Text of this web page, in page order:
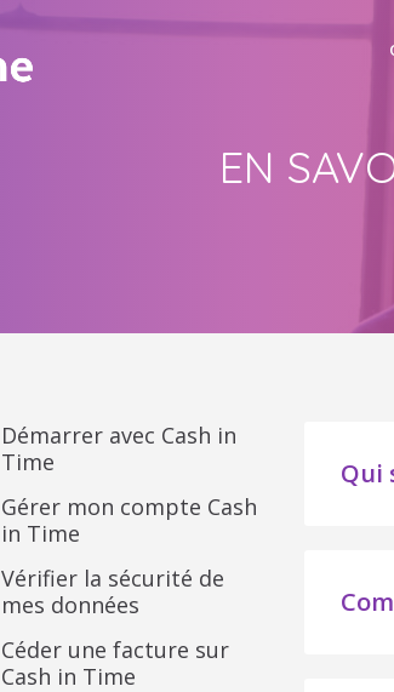
EN
Démarrer avec Cash in
Time
Gérer mon compte Cash
in Time
Vérifier la sécurité de
mes données
Céder une facture sur
Cash in Time
Qui